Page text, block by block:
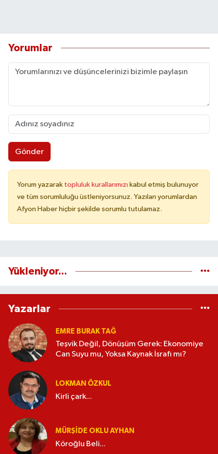
Yorumlar
Gönder
Yorum yazarak topluluk kurallarımızı kabul etmiş bulunuyor
ve tüm sorumluluğu üstleniyorsunuz. Yazılan yorumlardan
Afyon Haber hiçbir şekilde sorumlu tutulamaz.
Yükleniyor...
Yazarlar
EMRE BURAK TAĞ
Teşvik Değil, Dönüşüm Gerek: Ekonomiye
Can Suyu mu, Yoksa Kaynak İsrafı mı?
LOKMAN ÖZKUL
Kirli çark...
MÜRŞIDE OKLU AYHAN
Köroğlu Beli...